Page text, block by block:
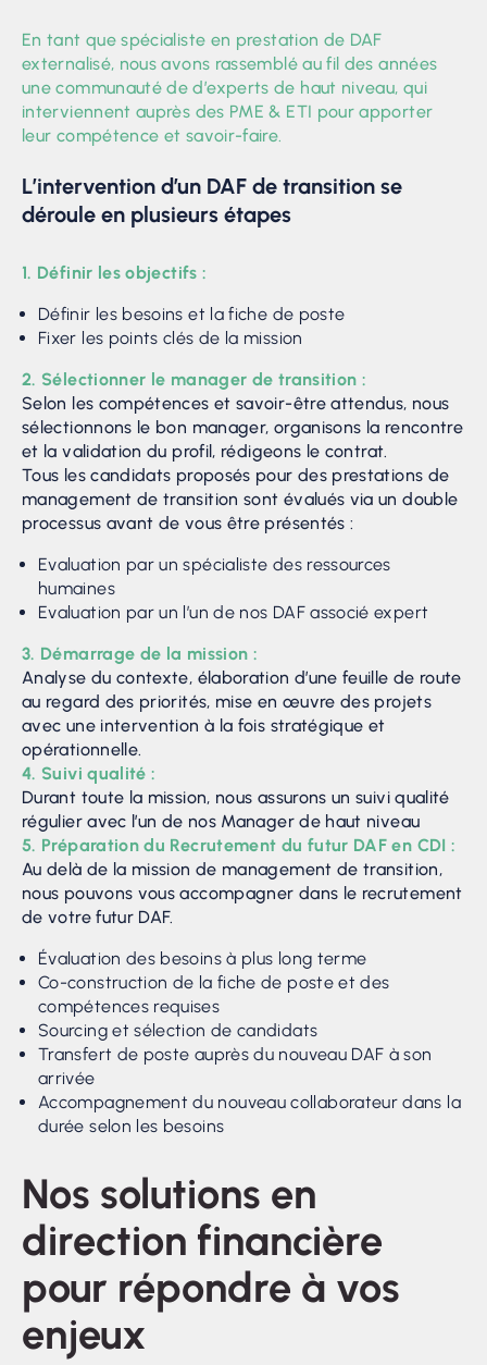
En tant que spécialiste en prestation de DAF
externalisé, nous avons rassemblé au fil des années
une communauté de d’experts de haut niveau, qui
interviennent auprès des PME & ETI pour apporter
leur compétence et savoir-faire.
L’intervention d’un DAF de transition se
déroule en plusieurs étapes
1. Définir les objectifs :
Définir les besoins et la fiche de poste
Fixer les points clés de la mission
2. Sélectionner le manager de transition :
Selon les compétences et savoir-être attendus, nous
sélectionnons le bon manager, organisons la rencontre
et la validation du profil, rédigeons le contrat.
Tous les candidats proposés pour des prestations de
management de transition sont évalués via un double
processus avant de vous être présentés :
Evaluation par un spécialiste des ressources
humaines
Evaluation par un l’un de nos DAF associé expert
3. Démarrage de la mission :
Analyse du contexte, élaboration d’une feuille de route
au regard des priorités, mise en œuvre des projets
avec une intervention à la fois stratégique et
opérationnelle.
4. Suivi qualité :
Durant toute la mission, nous assurons un suivi qualité
régulier avec l’un de nos Manager de haut niveau
5. Préparation du Recrutement du futur DAF en CDI :
Au delà de la mission de management de transition,
nous pouvons vous accompagner dans le recrutement
de votre futur DAF.
Évaluation des besoins à plus long terme
Co-construction de la fiche de poste et des
compétences requises
Sourcing et sélection de candidats
Transfert de poste auprès du nouveau DAF à son
arrivée
Accompagnement du nouveau collaborateur dans la
durée selon les besoins
Nos solutions en
direction financière
pour répondre à vos
enjeux